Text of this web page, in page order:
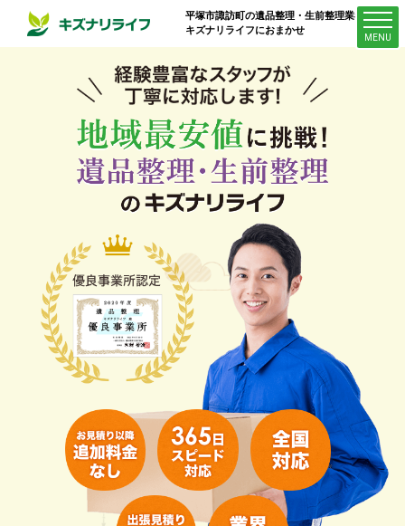
平塚市諏訪町の遺品整理・生前整理業者は
キズナリライフにおまかせ